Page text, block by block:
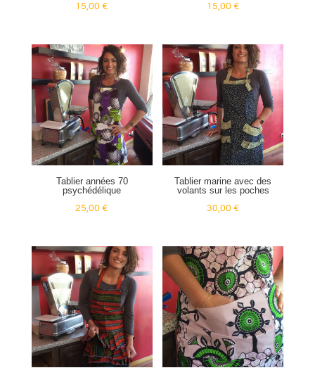
15,00€ 15,00 €
Tablier années 70
psychédélique
25,00€
Tablier marine avec des
volants sur les poches
30,00 €